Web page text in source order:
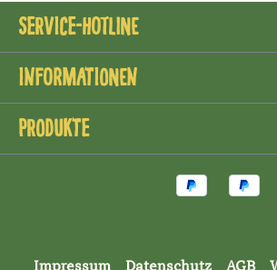
Service-Hotline
Informationen
Produkte